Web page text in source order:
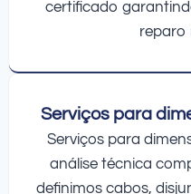
certificado
reparo
Serviços para
Serviços para
análise técnica
definimos cabos,